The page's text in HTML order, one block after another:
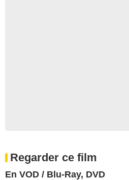
Regarder ce film
En VOD / Blu-Ray, DVD